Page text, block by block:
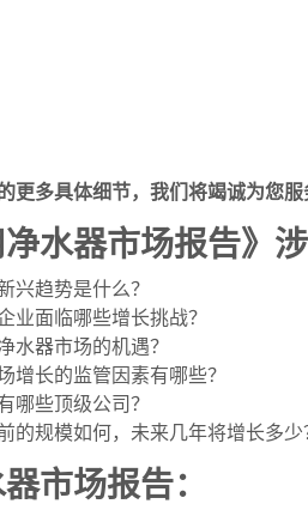
更多具体细节，我们将竭诚为您
水器市场报告》涉
兴趋势是什么？
业面临哪些增长挑战？
水器市场的机遇？
增长的监管因素有哪些？
哪些顶级公司？
的规模如何，未来几年将增长多少
市场报告：